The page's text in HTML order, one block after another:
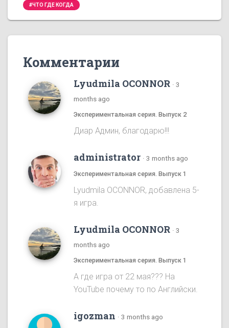
#ЧТО ГДЕ КОГДА
Комментарии
Lyudmila OCONNOR · 3
months ago
Экспериментальная серия. Выпуск 2
Диар Админ, благодарю!!!
administrator · 3 months ago
Экспериментальная серия. Выпуск 1
Lyudmila OCONNOR, добавлена 5-
я игра.
Lyudmila OCONNOR · 3
months ago
Экспериментальная серия. Выпуск 1
А где игра от 22 мая??? На
YouTube почему то по Английски.
igozman · 3 months ago